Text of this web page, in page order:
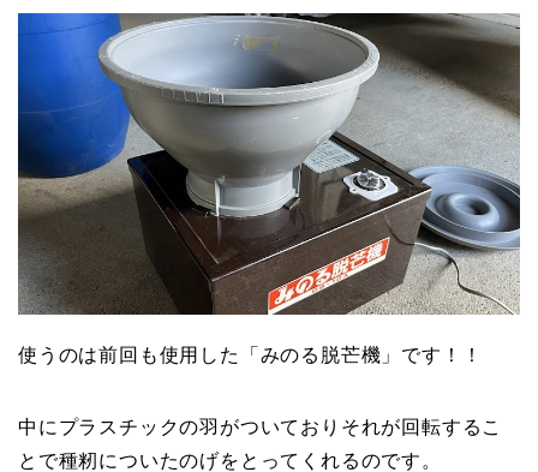
使うのは前回も使用した「みのる脱芒機」です！！
中にプラスチックの羽がついておりそれが回転するこ
とで種籾についたのげをとってくれるのです。